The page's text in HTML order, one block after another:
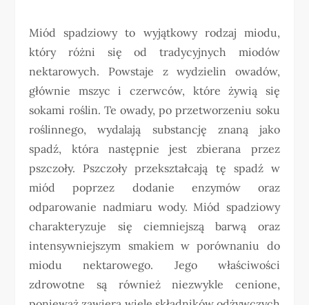
Miód spadziowy to wyjątkowy rodzaj miodu,
który różni się od tradycyjnych miodów
nektarowych. Powstaje z wydzielin owadów,
głównie mszyc i czerwców, które żywią się
sokami roślin. Te owady, po przetworzeniu soku
roślinnego, wydalają substancję znaną jako
spadź, która następnie jest zbierana przez
pszczoły. Pszczoły przekształcają tę spadź w
miód poprzez dodanie enzymów oraz
odparowanie nadmiaru wody. Miód spadziowy
charakteryzuje się ciemniejszą barwą oraz
intensywniejszym smakiem w porównaniu do
miodu nektarowego. Jego właściwości
zdrowotne są również niezwykle cenione,